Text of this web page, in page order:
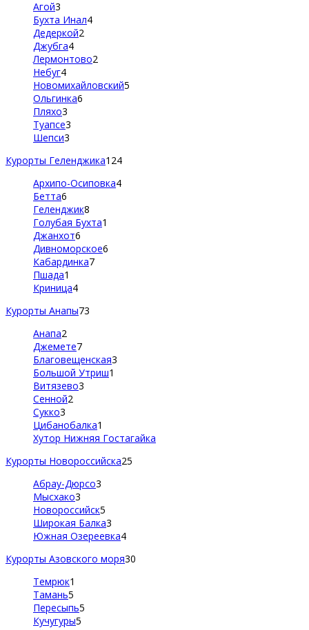
Агой3
Бухта Инал4
Дедеркой2
Джубга4
Лермонтово2
Небуг4
Новомихайловский5
Ольгинка6
Пляхо3
Туапсе3
Шепси3
Курорты Геленджика124
Архипо-Осиповка4
Бетта6
Геленджик8
Голубая Бухта1
Джанхот6
Дивноморское6
Кабардинка7
Пшада1
Криница4
Курорты Анапы73
Анапа2
Джемете7
Благовещенская3
Большой Утриш1
Витязево3
Сенной2
Сукко3
Цибанобалка1
Хутор Нижняя Гостагайка
Курорты Новороссийска25
Абрау-Дюрсо3
Мысхако3
Новороссийск5
Широкая Балка3
Южная Озереевка4
Курорты Азовского моря30
Темрюк1
Тамань5
Пересыпь5
Кучугуры5